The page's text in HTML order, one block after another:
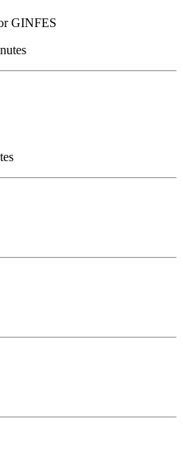
GINFES